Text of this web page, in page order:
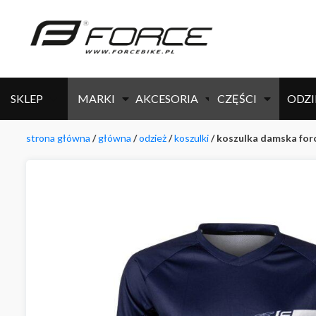
SKLEP MARKI AKCESORIA CZĘŚCI
strona główna /główna /odzież/koszulki/ koszulka damska